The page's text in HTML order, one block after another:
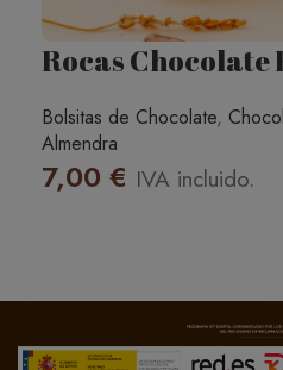
Rocas Chocolate
Bolsitas de Chocolate,
Almendra
7,00 € IVA incluido.